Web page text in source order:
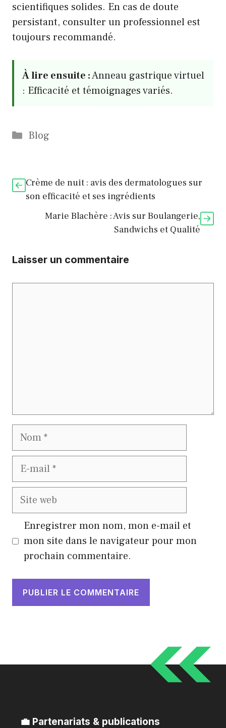
scientifiques solides. En cas de doute
persistant, consulter un professionnel est
toujours recommandé.
À lire ensuite :Anneau gastrique virtuel
: Efficacité et témoignages variés.
Catégories
Blog
Crème de nuit : avis des dermatologues sur
son efficacité et ses ingrédients
Marie Blachère : Avis sur Boulangerie,
Sandwichs et Qualité
Laisser un commentaire
Nom
E-
Site
Enregistrer mon nom, mon e-mail et
mon site dans le navigateur pour mon
prochain commentaire.
💼 Partenariats & publications